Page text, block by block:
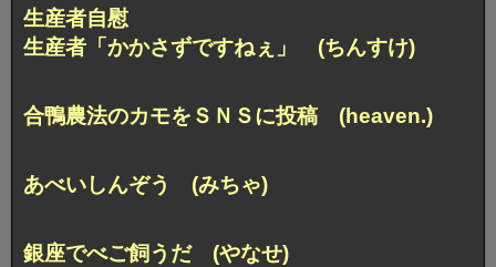
生産者自慰
生産者「かかさずですねぇ」 (ちんすけ)
合鴨農法のカモをＳＮＳに投稿 (heaven.)
あべいしんぞう (みちゃ)
銀座でべご飼うだ (やなせ)